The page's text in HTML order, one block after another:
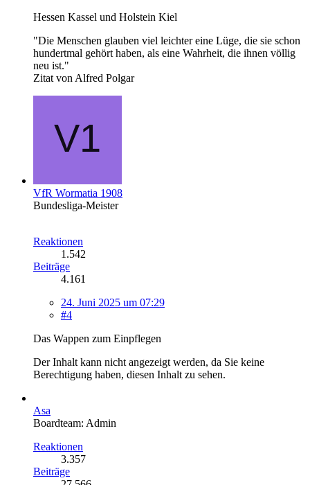
Hessen Kassel und Holstein Kiel
"Die Menschen glauben viel leichter eine Lüge, die sie schon
hundertmal gehört haben, als eine Wahrheit, die ihnen völlig
neu ist."
Zitat von Alfred Polgar
VfR Wormatia 1908
Bundesliga-Meister
Reaktionen
1.542
Beiträge
4.161
24. Juni 2025 um 07:29
#4
Das Wappen zum Einpflegen
Der Inhalt kann nicht angezeigt werden, da Sie keine
Berechtigung haben, diesen Inhalt zu sehen.
Asa
Boardteam: Admin
Reaktionen
3.357
Beiträge